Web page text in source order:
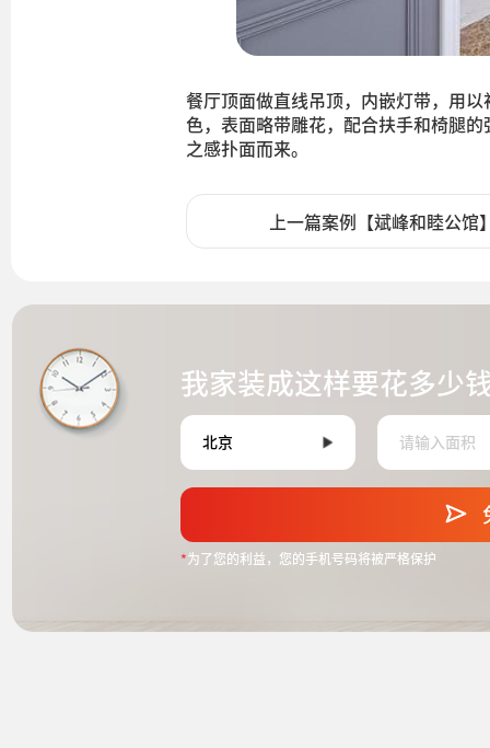
餐厅顶面做直线吊顶，内嵌灯带，用
色，表面略带雕花，配合扶手和椅腿
之感扑面而来。
上一篇案例【斌峰和睦公馆
我家装成这样要花多少
*为了您的利益，您的手机号码将被严格保护